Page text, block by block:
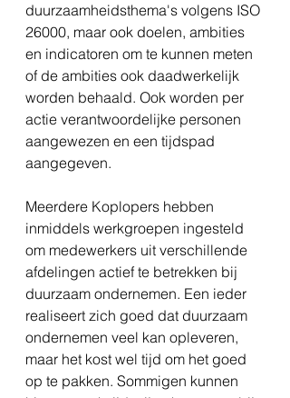
duurzaamheidsthema's volgens ISO
26000, maar ook doelen, ambities
en indicatoren om te kunnen meten
of de ambities ook daadwerkelijk
worden behaald. Ook worden per
actie verantwoordelijke personen
aangewezen en een tijdspad
aangegeven.
Meerdere Koplopers hebben
inmiddels werkgroepen ingesteld
om medewerkers uit verschillende
afdelingen actief te betrekken bij
duurzaam ondernemen. Een ieder
realiseert zich goed dat duurzaam
ondernemen veel kan opleveren,
maar het kost wel tijd om het goed
op te pakken. Sommigen kunnen